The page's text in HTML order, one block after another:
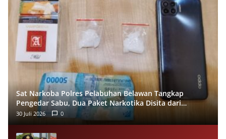
Sat Narkoba Polres Pelabuhan Belawan Tangkap
Pengedar Sabu, Dua Paket Narkotika Disita dari
Tersangka
30 Juli 2026 0